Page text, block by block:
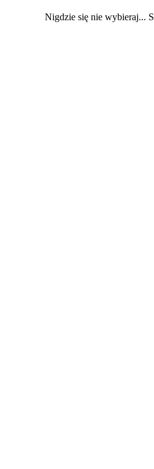
Nigdzie się nie wybieraj...